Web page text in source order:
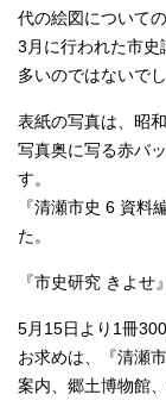
代の絵図についての
3月に行われた市史
多いのではないでし
表紙の写真は、昭
写真奥に写る赤バ
す。
『清瀬市史 6 資料
た。
『市史研究 きよ
5月15日より1冊
お求めは、『清瀬
案内、郷土博物館